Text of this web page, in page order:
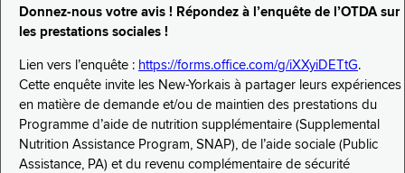
Donnez-nous votre avis ! Répondez à l’enquête de l’OTDA sur
les prestations sociales !
Lien vers l’enquête : https://forms.office.com/g/iXXyiDETtG.
Cette enquête invite les New-Yorkais à partager leurs expériences
en matière de demande et/ou de maintien des prestations du
Programme d’aide de nutrition supplémentaire (Supplemental
Nutrition Assistance Program, SNAP), de l’aide sociale (Public
Assistance, PA) et du revenu complémentaire de sécurité